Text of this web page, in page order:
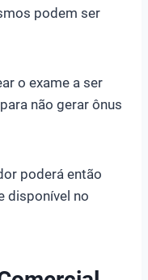
podem ser
o exame a ser
não gerar ônus
poderá então
disponível no